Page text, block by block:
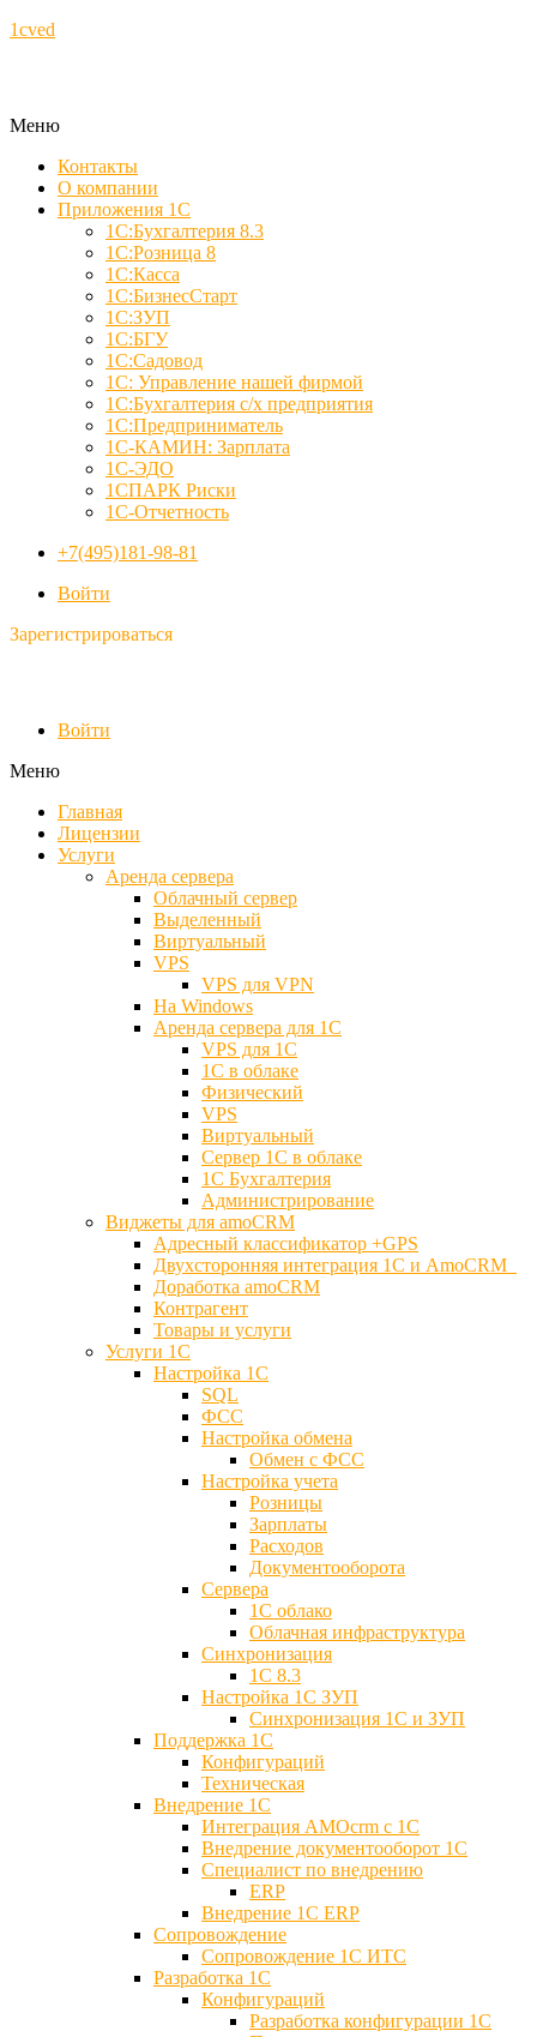
1cved
Меню
Контакты
О компании
Приложения 1С
1С:Бухгалтерия 8.3
1С:Розница 8
1С:Касса
1С:БизнесСтарт
1С:ЗУП
1С:БГУ
1С:Садовод
1С: Управление нашей фирмой
1С:Бухгалтерия с/х предприятия
1С:Предприниматель
1С-КАМИН: Зарплата
1С-ЭДО
1СПАРК Риски
1С-Отчетность
+7(495)181-98-81
Войти
Зарегистрироваться
Войти
Меню
Главная
Лицензии
Услуги
Аренда сервера
Облачный сервер
Выделенный
Виртуальный
VPS
VPS для VPN
На Windows
Аренда сервера для 1С
VPS для 1С
1С в облаке
Физический
VPS
Виртуальный
Сервер 1С в облаке
1С Бухгалтерия
Администрирование
Виджеты для amoCRM
Адресный классификатор +GPS
Двухсторонняя интеграция 1С и AmoCRM
Доработка amoCRM
Контрагент
Товары и услуги
Услуги 1С
Настройка 1С
SQL
ФСС
Настройка обмена
Обмен с ФСС
Настройка учета
Розницы
Зарплаты
Расходов
Документооборота
Сервера
1С облако
Облачная инфраструктура
Синхронизация
1С 8.3
Настройка 1С ЗУП
Синхронизация 1С и ЗУП
Поддержка 1С
Конфигураций
Техническая
Внедрение 1С
Интеграция AMOcrm с 1C
Внедрение документооборот 1С
Специалист по внедрению
ERP
Внедрение 1С ERP
Cопровождение
Cопровождение 1С ИТС
Разработка 1C
Конфигураций
Разработка конфигурации 1С